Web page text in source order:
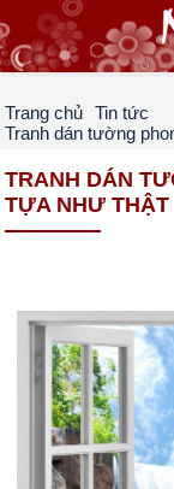
Trang chủ
Tin tức
Tranh dán tường
TRANH DÁN
TỰA NHƯ THẬT